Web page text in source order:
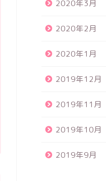
2020年3月
2020年2月
2020年1月
2019年12月
2019年11月
2019年10月
2019年9月